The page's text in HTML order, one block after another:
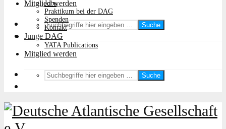
Mitglied werden
Suche
Jobs
Praktikum bei der DAG
Spenden
Kontakt
Junge DAG
YATA Publications
Mitglied werden
Suche